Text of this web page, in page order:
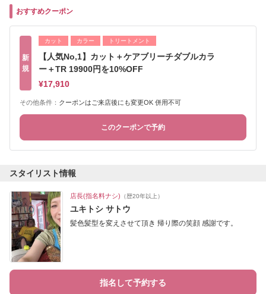
おすすめクーポン
新
規
カット カラー トリートメント
【人気No,1】カット＋ケアブリーチダブルカラ
ー＋TR 19900円を10%OFF
¥17,910
その他条件： クーポンはご来店後にも変更OK 併用不可
このクーポンで予約
スタイリスト情報
店長(指名料ナシ) （歴20年以上）
ユキトシ サトウ
髪色髪型を変えさせて頂き 帰り際の笑顔 感謝です。
指名して予約する